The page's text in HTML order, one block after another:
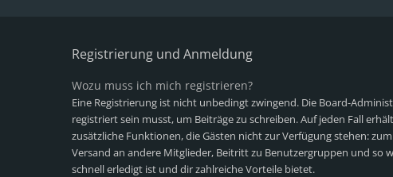
Registrierung und Anmeldung
Wozu muss ich mich registrieren?
Eine Registrierung ist nicht unbedingt zwingend. Die Board-
registriert sein musst, um Beiträge zu schreiben. Auf jeden Fall
zusätzliche Funktionen, die Gästen nicht zur Verfügung stehen:
Versand an andere Mitglieder, Beitritt zu Benutzergruppen und so
schnell erledigt ist und dir zahlreiche Vorteile bietet.